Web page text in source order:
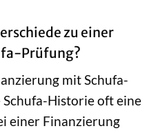
zu einer
Prüfung?
mit Schufa-
Historie oft eine
einer Finanzierung